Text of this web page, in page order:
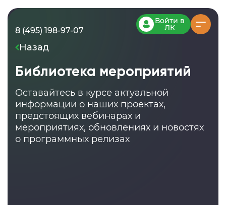
8 (495) 198-97-07
Войти в
ЛК
Назад
Библиотека мероприятий
Оставайтесь в курсе актуальной
информации о наших проектах,
предстоящих вебинарах и
мероприятиях, обновлениях и новостях
о программных релизах